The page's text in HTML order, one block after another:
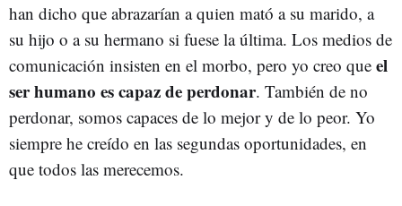
han dicho que abrazarían a quien mató a su marido, a
su hijo o a su hermano si fuese la última. Los medios de
comunicación insisten en el morbo, pero yo creo que el
ser humano es capaz de perdonar. También de no
perdonar, somos capaces de lo mejor y de lo peor. Yo
siempre he creído en las segundas oportunidades, en
que todos las merecemos.